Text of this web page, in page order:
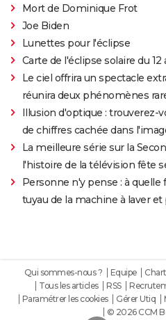
Mort de Dominique Frot
Joe Biden
Lunettes pour l'éclipse
Carte de l'éclipse solaire du 12
Le ciel offrira un spectacle
réunira deux phénomènes
Illusion d'optique : trouverez-
de chiffres cachée dans
La meilleure série sur la
l'histoire de la télévision fête
Personne n'y pense : à
tuyau de la machine à laver et
Qui sommes-nous ? Equipe
Tous les articles
RSS
Paramétrer les cookies
Gérer Utiq
© 2026 CCM